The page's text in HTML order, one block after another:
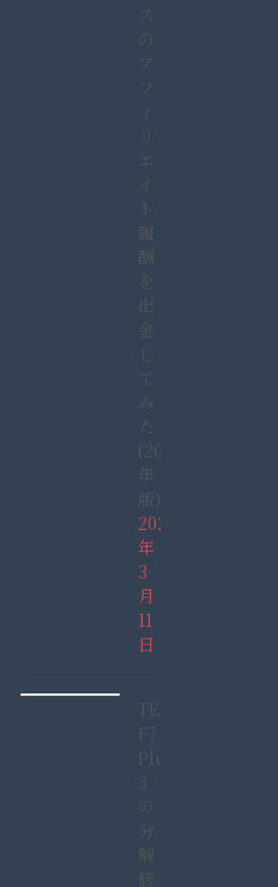
ス
の
ア
フ
ィ
リ
エ
イ
ト
報
酬
を
出
金
し
て
み
た
(2022
年
版)
2022
年
3
月
11
日
TECLAST
F7
Plus
3
の
分
解
修